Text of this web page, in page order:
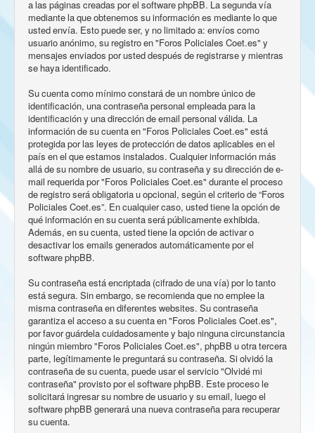
a las páginas creadas por el software phpBB. La segunda vía
mediante la que obtenemos su información es mediante lo que
usted envía. Esto puede ser, y no limitado a: envíos como
usuario anónimo, su registro en "Foros Policiales Coet.es" y
mensajes enviados por usted después de registrarse y mientras
se haya identificado.
Su cuenta como mínimo constará de un nombre único de
identificación, una contraseña personal empleada para la
identificación y una dirección de email personal válida. La
información de su cuenta en "Foros Policiales Coet.es" está
protegida por las leyes de protección de datos aplicables en el
país en el que estamos instalados. Cualquier información más
allá de su nombre de usuario, su contraseña y su dirección de e-
mail requerida por "Foros Policiales Coet.es" durante el proceso
de registro será obligatoria u opcional, según el criterio de “Foros
Policiales Coet.es”. En cualquier caso, usted tiene la opción de
qué información en su cuenta será públicamente exhibida.
Además, en su cuenta, usted tiene la opción de activar o
desactivar los emails generados automáticamente por el
software phpBB.
Su contraseña está encriptada (cifrado de una vía) por lo tanto
está segura. Sin embargo, se recomienda que no emplee la
misma contraseña en diferentes websites. Su contraseña
garantiza el acceso a su cuenta en "Foros Policiales Coet.es",
por favor guárdela cuidadosamente y bajo ninguna circunstancia
ningún miembro "Foros Policiales Coet.es", phpBB u otra tercera
parte, legítimamente le preguntará su contraseña. Si olvidó la
contraseña de su cuenta, puede usar el servicio "Olvidé mi
contraseña" provisto por el software phpBB. Este proceso le
solicitará ingresar su nombre de usuario y su email, luego el
software phpBB generará una nueva contraseña para recuperar
su cuenta.